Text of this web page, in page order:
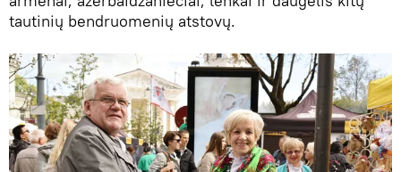
tautinių bendruomenių atstovų.